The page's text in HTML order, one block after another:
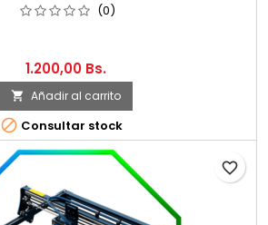
(0)
1.200,00 Bs.
 Añadir al carrito
 Consultar stock
favorite_border